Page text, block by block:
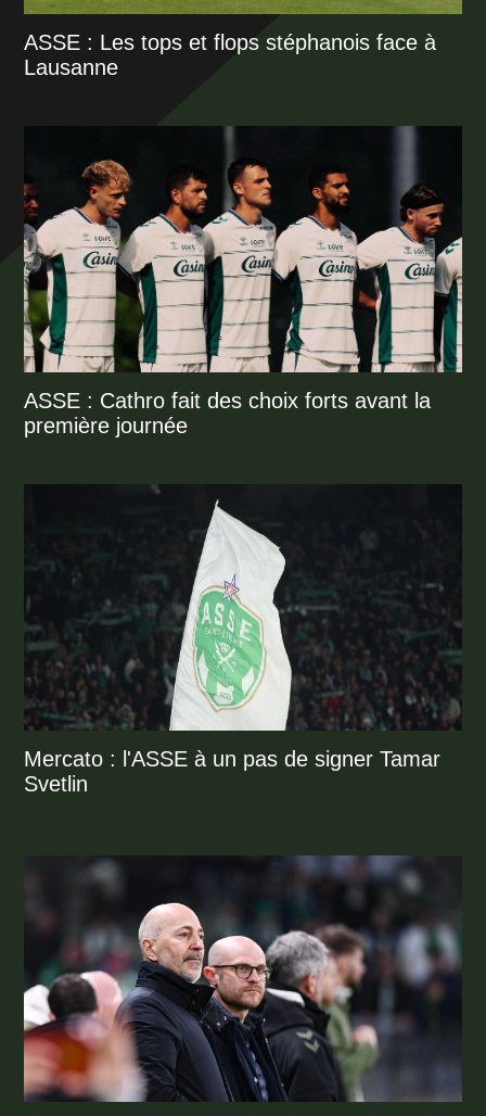
ASSE : Les tops et flops stéphanois face à
Lausanne
ASSE : Cathro fait des choix forts avant la
première journée
Mercato : l'ASSE à un pas de signer Tamar
Svetlin